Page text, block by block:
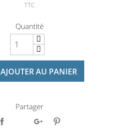
TTC
Quantité
AJOUTER AU PANIER
Partager